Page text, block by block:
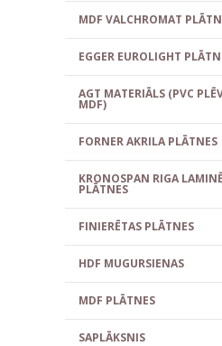
MDF VALCHROMAT
EGGER EUROLIGHT
AGT MATERIĀLS (PVC
MDF)
FORNER AKRILA PLĀTNES
KRONOSPAN RIGA
PLĀTNES
FINIERĒTAS PLĀTNES
HDF MUGURSIENAS
MDF PLĀTNES
SAPLĀKSNIS